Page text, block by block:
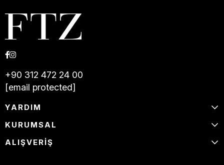
+90 312 472 24 00
[email protected]
YARDIM
KURUMSAL
ALIŞVERİŞ